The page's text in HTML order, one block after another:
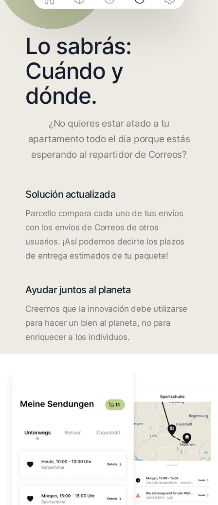
Lo sabrás:
Cuándo y
dónde.
¿No quieres estar atado a tu
apartamento todo el día porque estás
esperando al repartidor de Correos?
Solución actualizada
Parcello compara cada uno de tus envíos
con los envíos de Correos de otros
usuarios. ¡Así podemos decirte los plazos
de entrega estimados de tu paquete!
Ayudar juntos al planeta
Creemos que la innovación debe utilizarse
para hacer un bien al planeta, no para
enriquecer a los individuos.